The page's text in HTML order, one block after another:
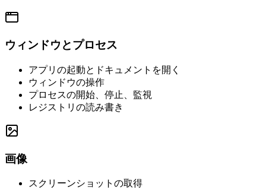
ウィンドウとプロセス
アプリの起動とドキュメントを開く
ウィンドウの操作
プロセスの開始、停止、監視
レジストリの読み書き
画像
スクリーンショットの取得